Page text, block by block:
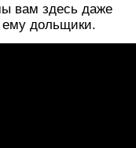
вам здесь даже
ему дольщики.